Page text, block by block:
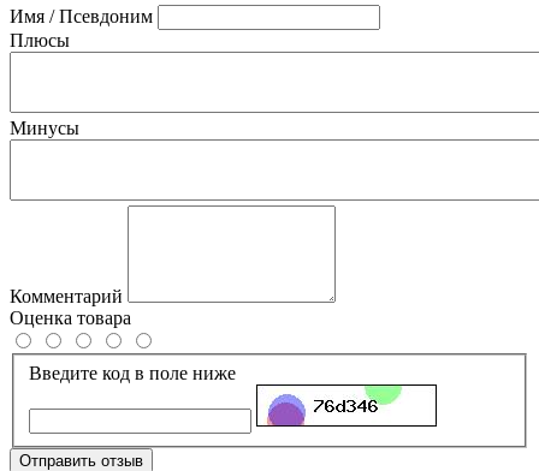
Имя / Псевдоним
Плюсы
Минусы
Комментарий
Оценка товара
Введите код в поле ниже
Отправить отзыв